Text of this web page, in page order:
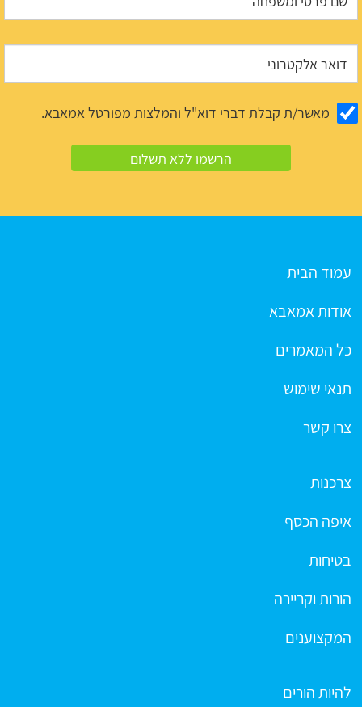
מאשר/ת קבלת דברי דוא"ל והמלצות מפורטל אמאבא.
עמוד הבית
אודות אמאבא
כל המאמרים
תנאי שימוש
צרו קשר
צרכנות
איפה הכסף
בטיחות
הורות וקריירה
המקצוענים
להיות הורים